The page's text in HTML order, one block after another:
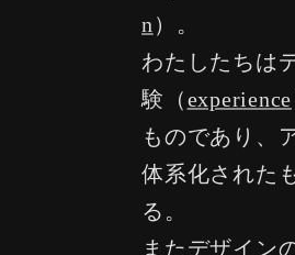
n ）。
わたしたちは
験（experience
ものであり、
体系化された
る。
またデザイン